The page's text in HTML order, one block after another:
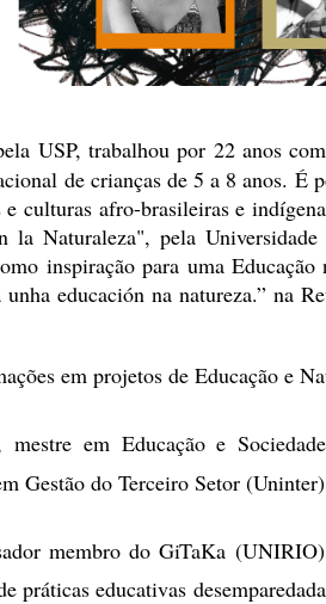
USP, trabalhou por 22 anos
de crianças de 5 a 8 anos. É
culturas afro-brasileiras e
Naturaleza", pela Universidade
inspiração para uma Educação
educación na natureza.” na
em projetos de Educação e
em Educação e
Gestão do Terceiro Setor
membro do GiTaKa
educativas